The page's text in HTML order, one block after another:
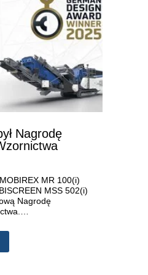
Nagrodę
MR 100(i)
MSS 502(i)
Nagrodę